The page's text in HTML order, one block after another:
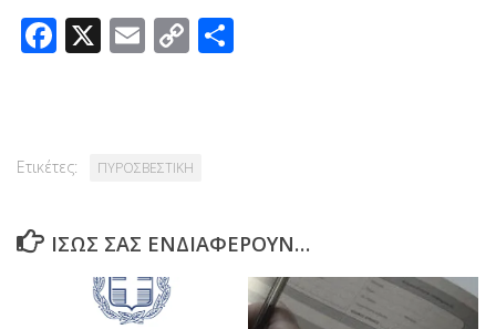
Facebook
X Email
Copy
Ετικέτες: ΠΥΡΟΣΒΕΣΤΙΚΗ
ΊΣΩΣ ΣΑΣ ΕΝΔΙΑΦΈΡΟΥΝ…